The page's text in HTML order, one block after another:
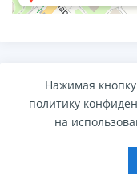
Нажимая
политику
на